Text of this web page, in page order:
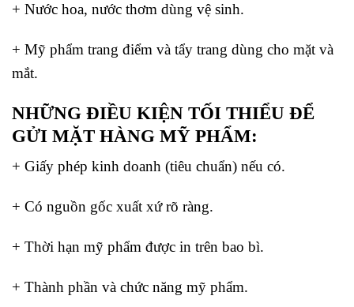
+ Nước hoa, nước thơm dùng vệ sinh.
+ Mỹ phẩm trang điểm và tẩy trang dùng cho mặt và
mắt.
NHỮNG ĐIỀU KIỆN TỐI THIỂU ĐỂ
GỬI MẶT HÀNG MỸ PHẨM:
+ Giấy phép kinh doanh (tiêu chuẩn) nếu có.
+ Có nguồn gốc xuất xứ rõ ràng.
+ Thời hạn mỹ phẩm được in trên bao bì.
+ Thành phần và chức năng mỹ phẩm.